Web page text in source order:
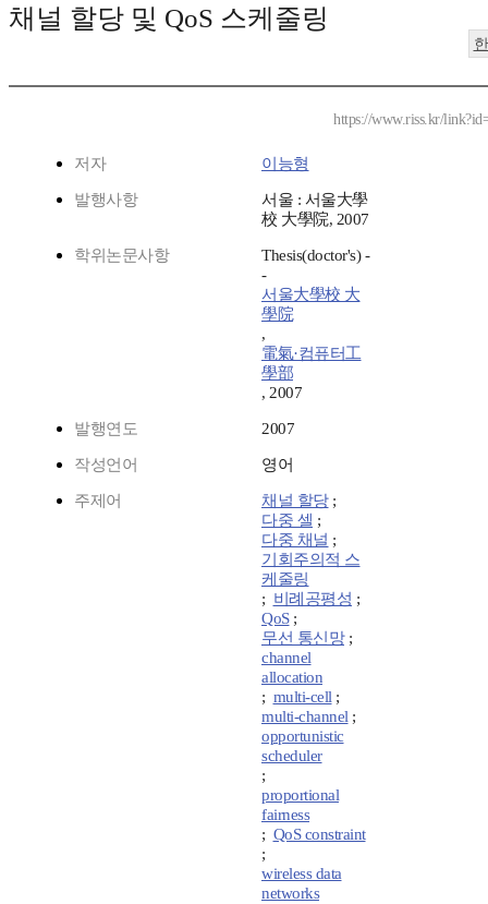
채널 할당 및 QoS 스케줄링
https://www.riss.kr/
저자 이능형
발행사항
서울 : 서울大學
校 大學院, 2007
학위논문사항
Thesis(doctor's) -
-
서울大學校 大
學院
,
電氣·컴퓨터工
學部
, 2007
발행연도 2007
작성언어 영어
주제어 채널 할당;
다중 셀 ;
다중 채널 ;
기회주의적 스
케줄링
; 비례공평성 ;
QoS;
무선 통신망;
channel
allocation
; multi-cell;
multi-channel;
opportunistic
scheduler
;
proportional
fairness
; QoS constraint
;
wireless data
networks